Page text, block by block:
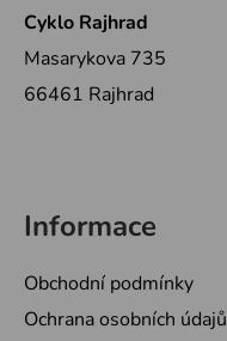
Cyklo Rajhrad
Masarykova 735
66461 Rajhrad
Informace
Obchodní podmínky
Ochrana osobních údajů